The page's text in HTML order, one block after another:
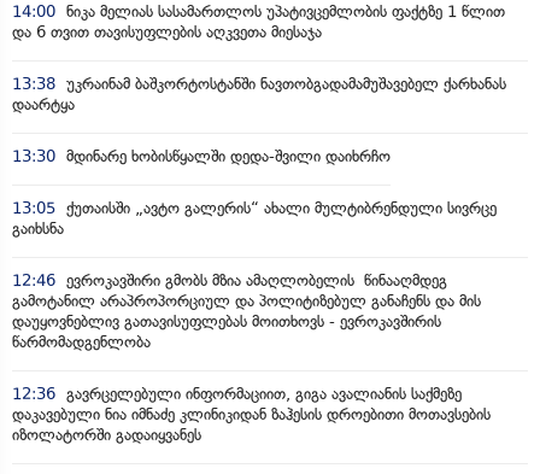
14:00 ნიკა მელიას სასამართლოს უპატივცემლობის ფაქტზე 1 წლით
და 6 თვით თავისუფლების აღკვეთა მიესაჯა
13:38 უკრაინამ ბაშკორტოსტანში ნავთობგადამამუშავებელ ქარხანას
დაარტყა
13:30 მდინარე ხობისწყალში დედა-შვილი დაიხრჩო
13:05 ქუთაისში „ავტო გალერის“ ახალი მულტიბრენდული სივრცე
გაიხსნა
12:46 ევროკავშირი გმობს მზია ამაღლობელის წინააღმდეგ
გამოტანილ არაპროპორციულ და პოლიტიზებულ განაჩენს და მის
დაუყოვნებლივ გათავისუფლებას მოითხოვს - ევროკავშირის
წარმომადგენლობა
12:36 გავრცელებული ინფორმაციით, გიგა ავალიანის საქმეზე
დაკავებული ნია იმნაძე კლინიკიდან ზაჰესის დროებითი მოთავსების
იზოლატორში გადაიყვანეს